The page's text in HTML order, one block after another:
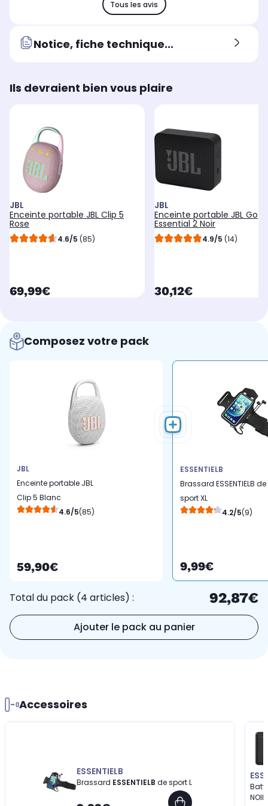
Tous les avis
Notice, fiche technique...
Ils devraient bien vous plaire
JBL
Enceinte portable JBL Clip 5
Rose
4.6/5 (85)
currentPrice
69,99€
JBL
Enceinte portable JBL Go
Essential 2 Noir
4.9/5 (14)
currentPrice
30,12€
Composez votre pack
JBL
Enceinte portable JBL
Clip 5 Blanc
4.6/5(85)
59,90€
ESSENTIELB
Brassard ESSENTIELB de
sport XL
4.2/5(9)
9,99€
Total du pack (4 articles) : 92,87€
Ajouter le pack au panier
Accessoires
ESSENTIELB
Brassard ESSENTIELB de sport L